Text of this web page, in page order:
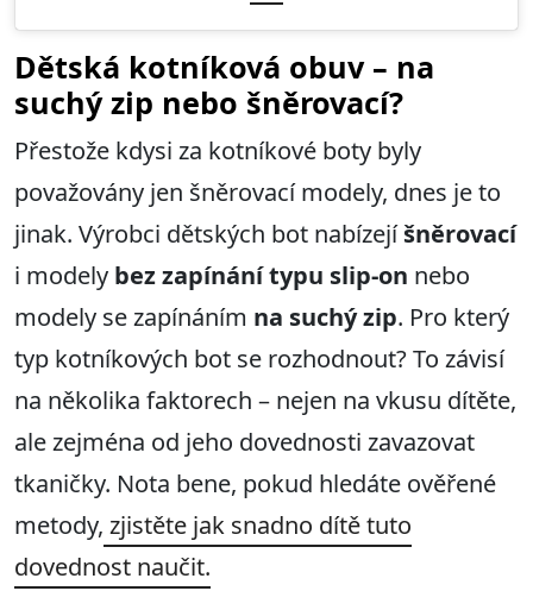
Dětská kotníková obuv – na
suchý zip nebo šněrovací?
Přestože kdysi za kotníkové boty byly
považovány jen šněrovací modely, dnes je to
jinak. Výrobci dětských bot nabízejíšněrovací
i modely bez zapínání typu slip-on nebo
modely se zapínáním na suchý zip. Pro který
typ kotníkových bot se rozhodnout? To závisí
na několika faktorech – nejen na vkusu dítěte,
ale zejména od jeho dovednosti zavazovat
tkaničky. Nota bene, pokud hledáte ověřené
metody, zjistěte jak snadno dítě tuto
dovednost naučit.